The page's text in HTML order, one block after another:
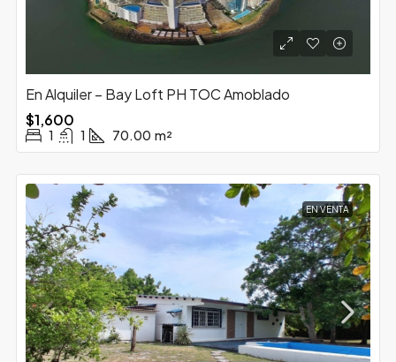
En Alquiler – Bay Loft PH TOC Amoblado
$1,600
1 1 70.00 m²
EN VENTA